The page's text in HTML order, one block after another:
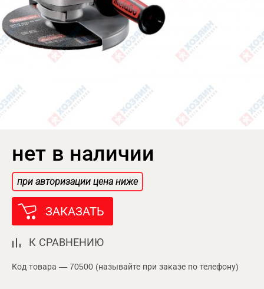
нет в наличии
при авторизации цена ниже
ЗАКАЗАТЬ
К СРАВНЕНИЮ
Код товара — 70500 (называйте при заказе по телефону)